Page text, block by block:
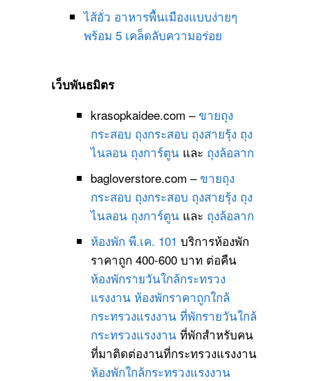
ไส้อั่ว อาหารพื้นเมืองแบบง่ายๆ
พร้อม 5 เคล็ดลับความอร่อย
เว็บพันธมิตร
krasopkaidee.com –ขายถุง
กระสอบ ถุงกระสอบ ถุงสายรุ้ง ถุง
ไนลอน ถุงการ์ตูนและ ถุงล้อลาก
bagloverstore.com –ขายถุง
กระสอบ ถุงกระสอบ ถุงสายรุ้ง ถุง
ไนลอน ถุงการ์ตูนและ ถุงล้อลาก
ห้องพัก พี.เค. 101 บริการห้องพัก
ราคาถูก 400-600 บาท ต่อคืน
ห้องพักรายวันใกล้กระทรวง
แรงงาน ห้องพักราคาถูกใกล้
กระทรวงแรงงาน ที่พักรายวันใกล้
กระทรวงแรงงานที่พักสำหรับคน
ที่มาติดต่องานที่กระทรวงแรงงาน
ห้องพักใกล้กระทรวงแรงงาน